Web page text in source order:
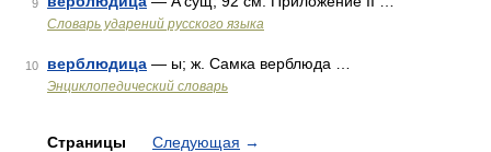
9
Словарь ударений русского языка
10 верблюдица — ы; ж. Самка верблюда …
Энциклопедический словарь
Страницы Следующая →